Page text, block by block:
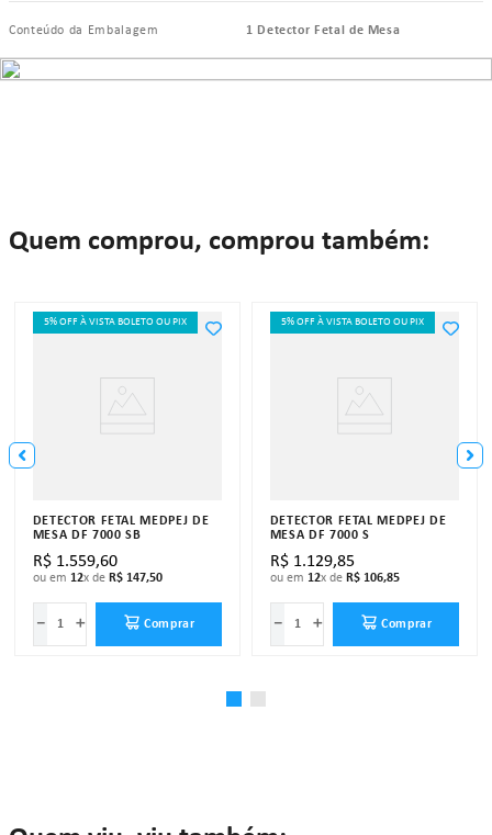
Conteúdo da Embalagem 1 Detector Fetal de Mesa
Quem comprou, comprou também:
5% OFF À VISTA BOLETO OU PIX
DETECTOR FETAL MEDPEJ DE
MESA DF 7000 SB
R$ 1.559,60
ou em 12x de R$ 147,50
＋
－ Comprar
5% OFF À VISTA BOLETO OU PIX
DETECTOR FETAL MEDPEJ DE
MESA DF 7000 S
R$ 1.129,85
ou em 12x de R$ 106,85
＋
－ Comprar